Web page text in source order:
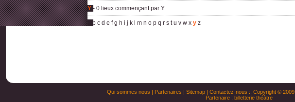
Y - 0 lieux commençant par Y
b c d e fg h i j k m n o p q r s tu v w x y z
Qui sommes nous | Partenaires | Sitemap| Contactez-nous :: Copyright © 2009
Partenaire : billetterie théàtre